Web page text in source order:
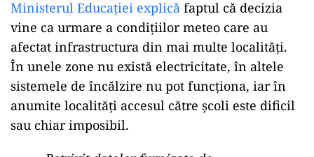
Ministerul Educației explică faptul că decizia
vine ca urmare a condițiilor meteo care au
afectat infrastructura din mai multe localități.
În unele zone nu există electricitate, în altele
sistemele de încălzire nu pot funcționa, iar în
anumite localități accesul către școli este dificil
sau chiar imposibil.